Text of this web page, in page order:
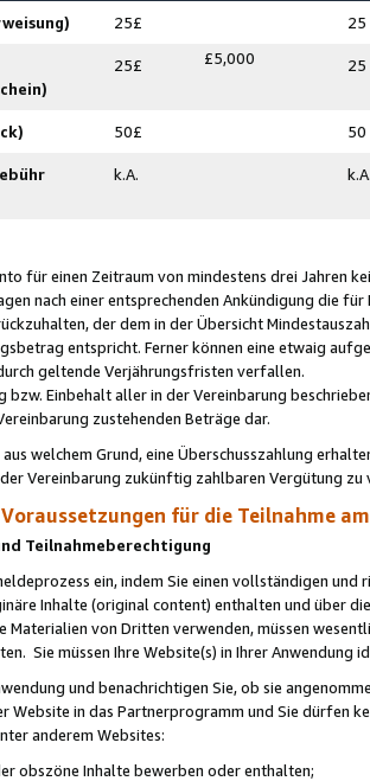
25£ 25
25£ £5,000 25
50£ 50
k.A.
für einen Zeitraum von mindestens drei Jahren
nach einer entsprechenden Ankündigung die
der dem in der Übersicht
entspricht. Ferner können eine etwaig
geltende Verjährungsfristen verfallen.
bzw. Einbehalt aller in der Vereinbarung
zustehenden Beträge dar.
welchem Grund, eine Überschusszahlung
der Vereinbarung zukünftig zahlbaren Vergütung zu
Voraussetzungen für die Teilnahme
Teilnahmeberechtigung
ein, indem Sie einen vollständigen
Inhalte (original content) enthalten und über
Materialien von Dritten verwenden, müssen
Sie müssen Ihre Website(s) in Ihrer Anwendung
und benachrichtigen Sie, ob sie
Website in das Partnerprogramm und Sie dürfen
anderem Websites:
obszöne Inhalte bewerben oder enthalten;